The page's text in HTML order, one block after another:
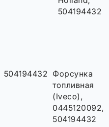
504194432
504194432 Форсунка
топливная
(Iveco),
0445120092,
504194432